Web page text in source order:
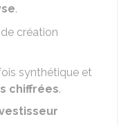
.
création
synthétique et
chiffrées.